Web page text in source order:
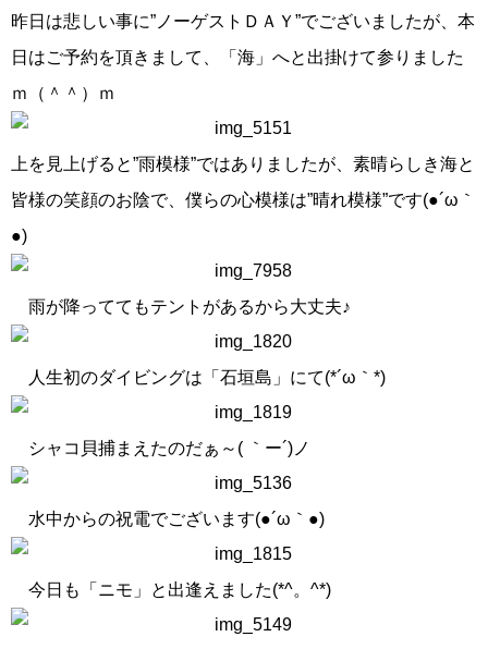
昨日は悲しい事に”ノーゲストＤＡＹ”でございましたが、本
日はご予約を頂きまして、「海」へと出掛けて参りました
ｍ（＾＾）ｍ
上を見上げると”雨模様”ではありましたが、素晴らしき海と
皆様の笑顔のお陰で、僕らの心模様は”晴れ模様”です(●´ω｀
●)
雨が降っててもテントがあるから大丈夫♪
人生初のダイビングは「石垣島」にて(*´ω｀*)
シャコ貝捕まえたのだぁ～( ｀ー´)ノ
水中からの祝電でございます(●´ω｀●)
今日も「ニモ」と出逢えました(*^。^*)